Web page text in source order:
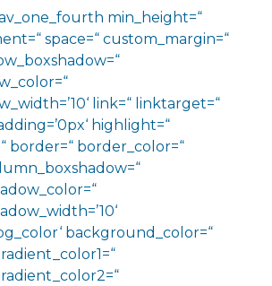
min_height=“
space=“ custom_margin=“
link=“ linktarget=“
highlight=“
border=“ border_color=“
background_color=“